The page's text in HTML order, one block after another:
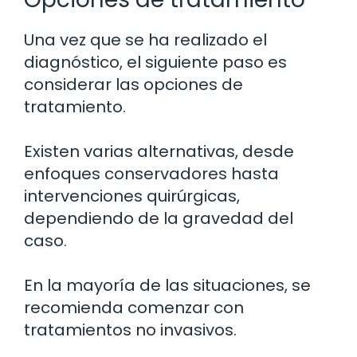
Una vez que se ha realizado el
diagnóstico, el siguiente paso es
considerar las opciones de
tratamiento.
Existen varias alternativas, desde
enfoques conservadores hasta
intervenciones quirúrgicas,
dependiendo de la gravedad del
caso.
En la mayoría de las situaciones, se
recomienda comenzar con
tratamientos no invasivos.